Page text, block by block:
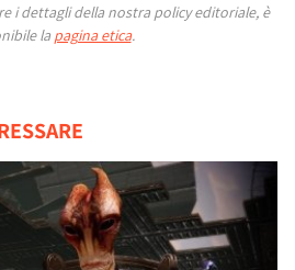
i dettagli della nostra policy editoriale, è
la pagina etica.